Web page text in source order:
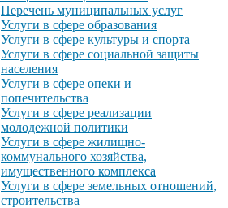
Перечень муниципальных услуг
Услуги в сфере образования
Услуги в сфере культуры и спорта
Услуги в сфере социальной защиты
населения
Услуги в сфере опеки и
попечительства
Услуги в сфере реализации
молодежной политики
Услуги в сфере жилищно-
коммунального хозяйства,
имущественного комплекса
Услуги в сфере земельных отношений,
строительства